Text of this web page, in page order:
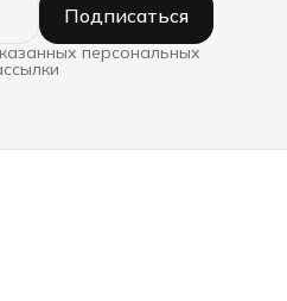
Подписаться
персональных